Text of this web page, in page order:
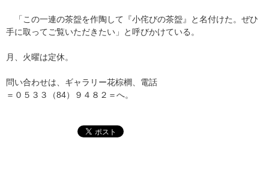
「この一連の茶盌を作陶して『小侘びの茶盌』と名付けた。ぜひ
手に取ってご覧いただきたい」と呼びかけている。
月、火曜は定休。
問い合わせは、ギャラリー花棕櫚、電話
＝０５３３（84）９４８２＝へ。